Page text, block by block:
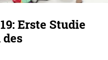
Erste Studie